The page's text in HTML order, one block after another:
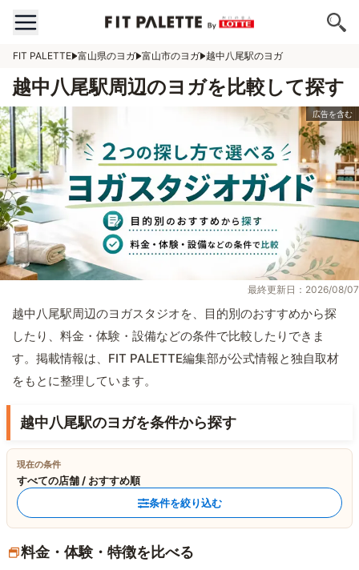
FIT PALETTE 富山県のヨガ 富山市のヨガ 越中八尾駅のヨガ
越中八尾駅周辺のヨガを比較して探す
最終更新日：2026/08/07
越中八尾駅周辺のヨガスタジオを、目的別のおすすめから探
したり、料金・体験・設備などの条件で比較したりできま
す。掲載情報は、FIT PALETTE編集部が公式情報と独自取材
をもとに整理しています。
越中八尾駅のヨガを条件から探す
現在の条件
すべての店舗 / おすすめ順
条件を絞り込む
料金・体験・特徴を比べる